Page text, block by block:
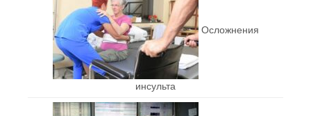
Осложнения
инсульта